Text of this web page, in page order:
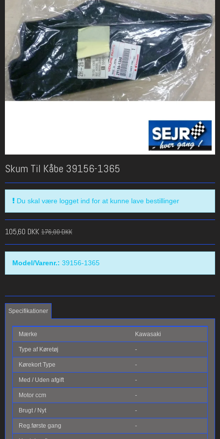
Skum Til Kåbe 39156-1365
Du skal være logget ind for at kunne lave bestillinger
105,60 DKK 176,00 DKK
Model/Varenr.: 39156-1365
Specifikationer
Mærke Kawasaki
Type af Køretøj -
Kørekort Type -
Med / Uden afgift -
Motor ccm -
Brugt / Nyt -
Reg.første gang -